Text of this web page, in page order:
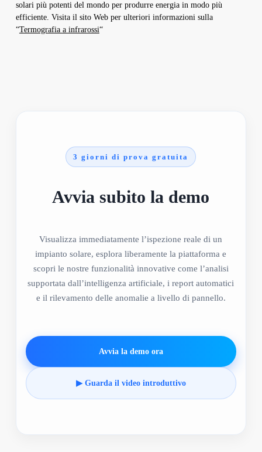
solari più potenti del mondo per produrre energia in modo più
efficiente. Visita il sito Web per ulteriori informazioni sulla
“Termografia a infrarossi“
3 giorni di prova gratuita
Avvia subito la demo
Visualizza immediatamente l’ispezione reale di un
impianto solare, esplora liberamente la piattaforma e
scopri le nostre funzionalità innovative come l’analisi
supportata dall’intelligenza artificiale, i report automatici
e il rilevamento delle anomalie a livello di pannello.
Avvia la demo ora
▶ Guarda il video introduttivo